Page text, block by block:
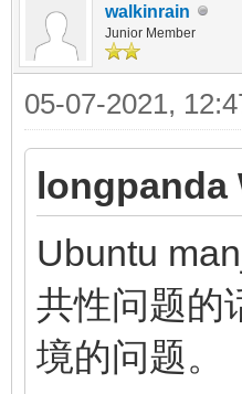
walkinrain
Junior Member
05-07-2021,
longpanda
Ubuntu
共性问题的
境的问题。